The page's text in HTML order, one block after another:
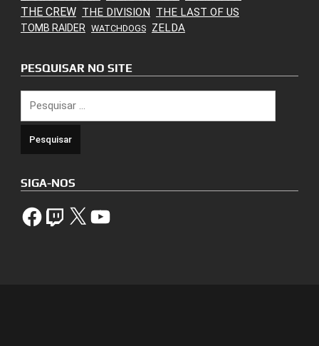
THE CREW THE DIVISION THE LAST OF US
TOMB RAIDER WATCHDOGS ZELDA
PESQUISAR NO SITE
por:
SIGA-NOS
FacebookTwitch X YouTube